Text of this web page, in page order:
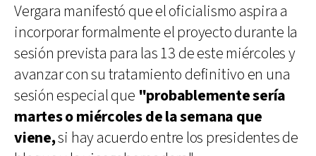
Vergara manifestó que el oficialismo aspira a
incorporar formalmente el proyecto durante la
sesión prevista para las 13 de este miércoles y
avanzar con su tratamiento definitivo en una
sesión especial que "probablemente sería
martes o miércoles de la semana que
viene,si hay acuerdo entre los presidentes de